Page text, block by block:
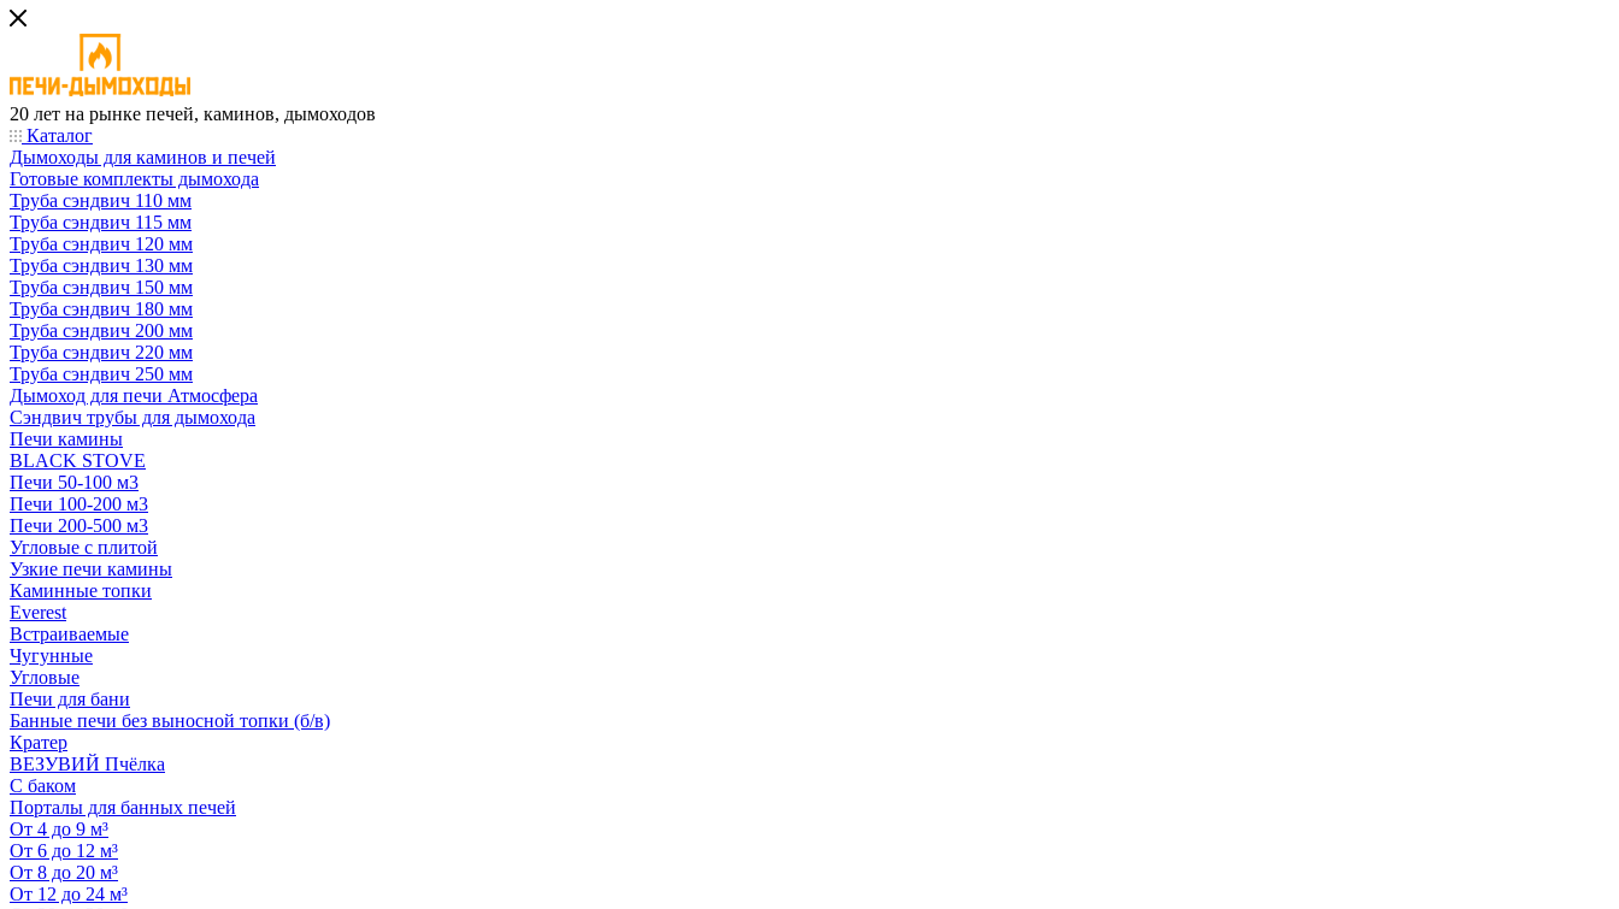
20 лет на рынке печей, каминов, дымоходов
Каталог
Дымоходы для каминов и печей
Готовые комплекты дымохода
Труба сэндвич 110 мм
Труба сэндвич 115 мм
Труба сэндвич 120 мм
Труба сэндвич 130 мм
Труба сэндвич 150 мм
Труба сэндвич 180 мм
Труба сэндвич 200 мм
Труба сэндвич 220 мм
Труба сэндвич 250 мм
Дымоход для печи Атмосфера
Сэндвич трубы для дымохода
Печи камины
BLACK STOVE
Печи 50-100 м3
Печи 100-200 м3
Печи 200-500 м3
Угловые с плитой
Узкие печи камины
Каминные топки
Everest
Встраиваемые
Чугунные
Угловые
Печи для бани
Банные печи без выносной топки (б/в)
Кратер
ВЕЗУВИЙ Пчёлка
С баком
Порталы для банных печей
От 4 до 9 м³
От 6 до 12 м³
От 8 до 20 м³
От 12 до 24 м³